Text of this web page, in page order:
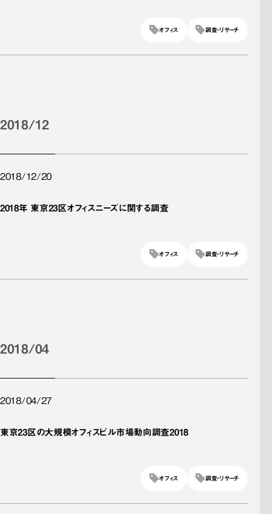
調査・リサーチ
オフィス
2018/12
2018/12/20
2018年 東京23区オフィスニーズに関する調査
調査・リサーチ
オフィス
2018/04
2018/04/27
東京23区の大規模オフィスビル市場動向調査2018
調査・リサーチ
オフィス